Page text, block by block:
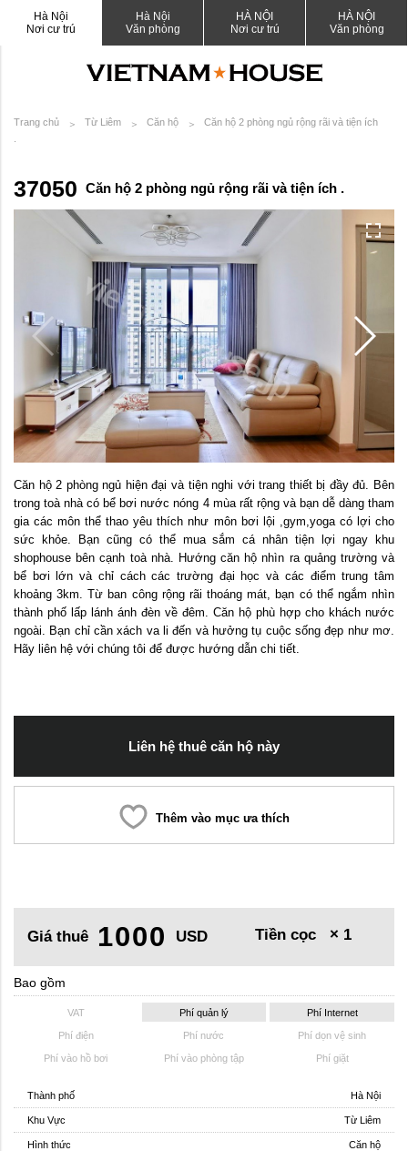
Hà Nội
Nơi cư trú
Hà Nội
Văn phòng
HÀ NỘI
Nơi cư trú
HÀ NỘI
Văn phòng
Trang chủ Từ Liêm Căn hộ
Căn hộ 2 phòng ngủ rộng rãi và tiện ích
37050 Căn hộ 2 phòng ngủ rộng rãi và tiện ích .
Căn hộ 2 phòng ngủ hiện đại và tiện nghi với trang thiết bị đầy đủ. Bên
trong toà nhà có bể bơi nước nóng 4 mùa rất rộng và bạn dễ dàng tham
gia các môn thể thao yêu thích như môn bơi lội ,gym,yoga có lợi cho
sức khỏe. Bạn cũng có thể mua sắm cá nhân tiện lợi ngay khu
shophouse bên cạnh toà nhà. Hướng căn hộ nhìn ra quảng trường và
bể bơi lớn và chỉ cách các trường đại học và các điểm trung tâm
khoảng 3km. Từ ban công rộng rãi thoáng mát, bạn có thể ngắm nhìn
thành phố lấp lánh ánh đèn về đêm. Căn hộ phù hợp cho khách nước
ngoài. Bạn chỉ cần xách va li đến và hưởng tụ cuộc sống đẹp như mơ.
Hãy liên hệ với chúng tôi để được hướng dẫn chi tiết.
Liên hệ thuê căn hộ này
Thêm vào mục ưa thích
Giá thuê 1000 USD Tiền cọc × 1
Bao gồm
VAT Phí quản lý Phí Internet
Phí điện Phí nước Phí dọn vệ sinh
Phí vào hồ bơi Phí vào phòng tập Phí giặt
Thành phố Hà Nội
Khu Vực Từ Liêm
Hình thức Căn hộ